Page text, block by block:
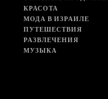
КРАСОТА
МОДА В ИЗРАИЛЕ
ПУТЕШЕСТВИЯ
РАЗВЛЕЧЕНИЯ
МУЗЫКА